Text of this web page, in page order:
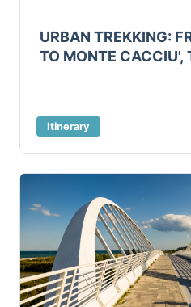
URBAN TREKKING:
TO MONTE CACCIU',
Itinerary